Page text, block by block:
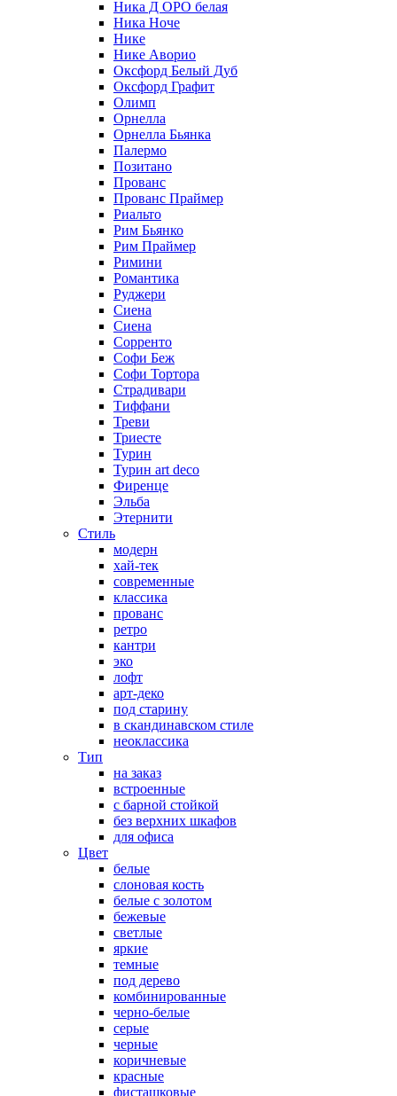
Ника Д ОРО белая
Ника Ноче
Нике
Нике Аворио
Оксфорд Белый Дуб
Оксфорд Графит
Олимп
Орнелла
Орнелла Бьянка
Палермо
Позитано
Прованс
Прованс Праймер
Риальто
Рим Бьянко
Рим Праймер
Римини
Романтика
Руджери
Сиена
Сиена
Сорренто
Софи Беж
Софи Тортора
Страдивари
Тиффани
Треви
Триесте
Турин
Турин art deco
Фиренце
Эльба
Этернити
Стиль
модерн
хай-тек
современные
классика
прованс
ретро
кантри
эко
лофт
арт-деко
под старину
в скандинавском стиле
неоклассика
Тип
на заказ
встроенные
с барной стойкой
без верхних шкафов
для офиса
Цвет
белые
слоновая кость
белые с золотом
бежевые
светлые
яркие
темные
под дерево
комбинированные
черно-белые
серые
черные
коричневые
красные
фисташковые